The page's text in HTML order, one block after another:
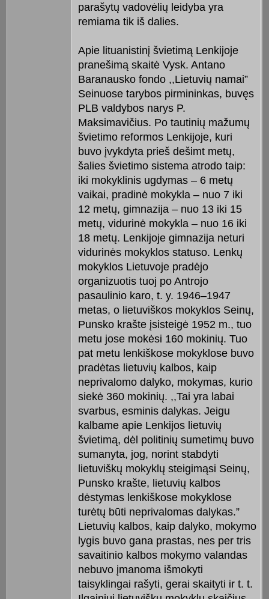
parašytų vadovėlių leidyba yra
remiama tik iš dalies.
Apie lituanistinį švietimą Lenkijoje
pranešimą skaitė Vysk. Antano
Baranausko fondo ,,Lietuvių namai”
Seinuose tarybos pirmininkas, buvęs
PLB valdybos narys P.
Maksimavičius. Po tautinių mažumų
švietimo reformos Lenkijoje, kuri
buvo įvykdyta prieš dešimt metų,
šalies švietimo sistema atrodo taip:
iki mokyklinis ugdymas – 6 metų
vaikai, pradinė mokykla – nuo 7 iki
12 metų, gimnazija – nuo 13 iki 15
metų, vidurinė mokykla – nuo 16 iki
18 metų. Lenkijoje gimnazija neturi
vidurinės mokyklos statuso. Lenkų
mokyklos Lietuvoje pradėjo
organizuotis tuoj po Antrojo
pasaulinio karo, t. y. 1946–1947
metas, o lietuviškos mokyklos Seinų,
Punsko krašte įsisteigė 1952 m., tuo
metu jose mokėsi 160 mokinių. Tuo
pat metu lenkiškose mokyklose buvo
pradėtas lietuvių kalbos, kaip
neprivalomo dalyko, mokymas, kurio
siekė 360 mokinių. ,,Tai yra labai
svarbus, esminis dalykas. Jeigu
kalbame apie Lenkijos lietuvių
švietimą, dėl politinių sumetimų buvo
sumanyta, jog, norint stabdyti
lietuviškų mokyklų steigimąsi Seinų,
Punsko krašte, lietuvių kalbos
dėstymas lenkiškose mokyklose
turėtų būti neprivalomas dalykas.”
Lietuvių kalbos, kaip dalyko, mokymo
lygis buvo gana prastas, nes per tris
savaitinio kalbos mokymo valandas
nebuvo įmanoma išmokyti
taisyklingai rašyti, gerai skaityti ir t. t.